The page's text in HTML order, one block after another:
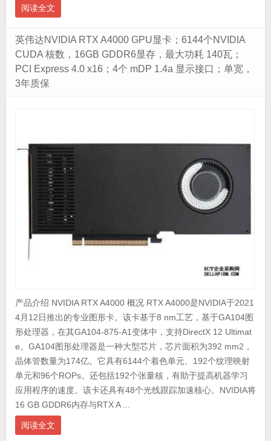
阅读全文
英伟达NVIDIA RTX A4000 GPU显卡；6144个NVIDIA
CUDA 核数，16GB GDDR6显存，最大功耗 140瓦；
PCI Express 4.0 x16；4个 mDP 1.4a 显示接口；单宽，
3年质保
产品介绍 NVIDIA RTX A4000 概况 RTX A4000是NVIDIA于2021
4月12日推出的专业图形卡。该卡基于8 nm工艺，基于GA104图
形处理器，在其GA104-875-A1变体中，支持DirectX 12 Ultimat
e。GA104图形处理器是一种大型芯片，芯片面积为392 mm2，
晶体管数量为174亿。它具有6144个着色单元、192个纹理映射
单元和96个ROPs。还包括192个张量核，有助于提高机器学习
应用程序的速度。该卡还具有48个光线跟踪加速核心。NVIDIA将
16 GB GDDR6内存与RTX A ...
阅读全文